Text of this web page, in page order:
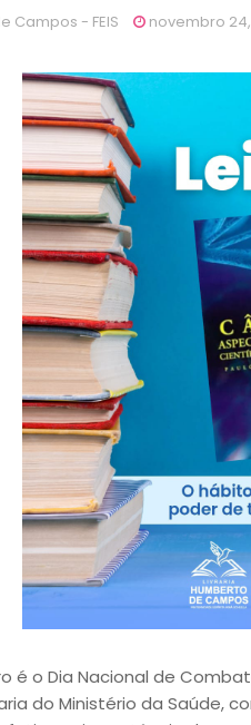
Campos - FEIS novembro
é o Dia Nacional de
do Ministério da Saúde,